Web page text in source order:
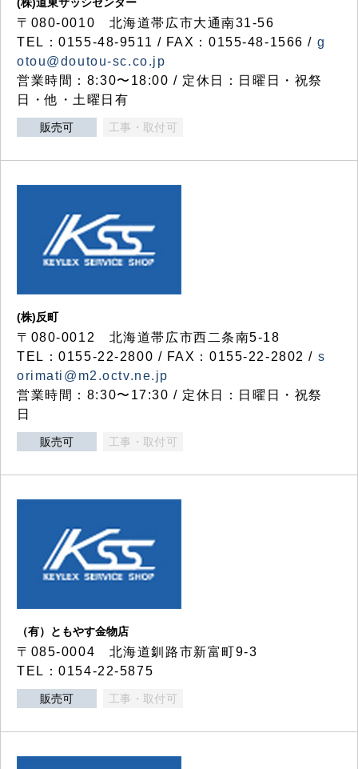
〒080-0010 北海道帯広市大通南31-56
TEL：0155-48-9511 / FAX：0155-48-1566 / g
otou@doutou-sc.co.jp
営業時間：8:30〜18:00 / 定休日：日曜日・祝祭
日・他・土曜日有
販売可 工事・取付可
(株)反町
〒080-0012 北海道帯広市西二条南5-18
TEL：0155-22-2800 / FAX：0155-22-2802 / s
orimati@m2.octv.ne.jp
営業時間：8:30〜17:30 / 定休日：日曜日・祝祭
日
販売可 工事・取付可
（有）ともやす金物店
〒085-0004 北海道釧路市新富町9-3
TEL：0154-22-5875
販売可 工事・取付可